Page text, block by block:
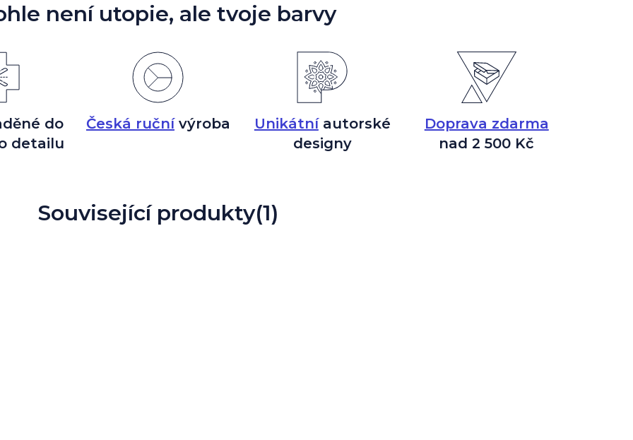
není utopie, ale tvoje barvy
do
detailu
Česká ručnívýroba Unikátníautorské
designy
Doprava zdarma
nad 2 500 Kč
Související produkty(1)